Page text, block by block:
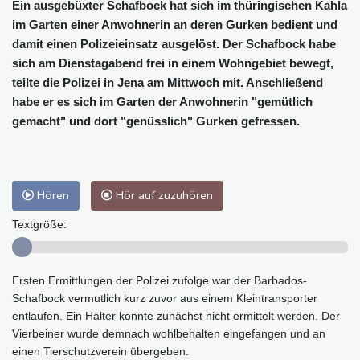
Ein ausgebüxter Schafbock hat sich im thüringischen Kahla
im Garten einer Anwohnerin an deren Gurken bedient und
damit einen Polizeieinsatz ausgelöst. Der Schafbock habe
sich am Dienstagabend frei in einem Wohngebiet bewegt,
teilte die Polizei in Jena am Mittwoch mit. Anschließend
habe er es sich im Garten der Anwohnerin "gemütlich
gemacht" und dort "genüsslich" Gurken gefressen.
Hören Hör auf zuzuhören
Textgröße:
Ersten Ermittlungen der Polizei zufolge war der Barbados-
Schafbock vermutlich kurz zuvor aus einem Kleintransporter
entlaufen. Ein Halter konnte zunächst nicht ermittelt werden. Der
Vierbeiner wurde demnach wohlbehalten eingefangen und an
einen Tierschutzverein übergeben.